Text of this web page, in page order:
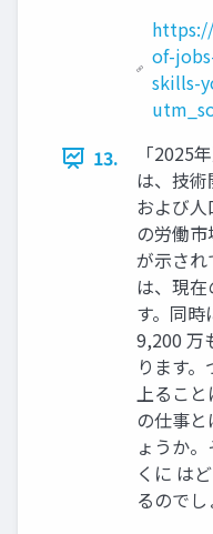
of-
skills-
13.
「2025
は、技
および
の労働
が示され
は、現
す。同時
9,200 万
ります
上ること
の仕事
ょうか
くに は
るので